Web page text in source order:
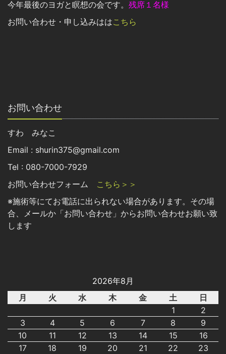
今年最後のヨガと瞑想の会です。 残席１名様
お問い合わせ・申し込みははこちら
お問い合わせ
すわ みなこ
Email : shurin375@gmail.com
Tel : 080-7000-7929
お問い合わせフォーム こちら＞＞
※施術等にてお電話に出られない場合があります。その場
合、メールか「お問い合わせ」からお問い合わせお願い致
します
2026年8月
月
火 水 木 金 土
日
1
2
3
4 5 6 7 8
9
10
11 12 13 14 15
16
17
18 19 20 21 22 23